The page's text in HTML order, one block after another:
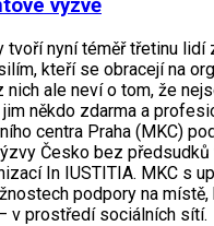
výzvě
tvoří nyní téměř třetinu lidí
kteří se obracejí na
nich ale neví o tom, že
někdo zdarma a
centra Praha (MKC)
Česko bez
In IUSTITIA. MKC s
podpory na místě,
v prostředí sociálních sítí.